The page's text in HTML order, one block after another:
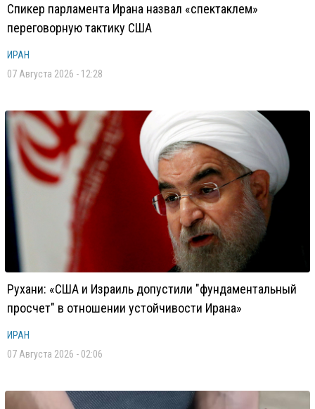
Спикер парламента Ирана назвал «спектаклем»
переговорную тактику США
ИРАН
07 Августа 2026 - 12:28
Рухани: «США и Израиль допустили "фундаментальный
просчет" в отношении устойчивости Ирана»
ИРАН
07 Августа 2026 - 02:06